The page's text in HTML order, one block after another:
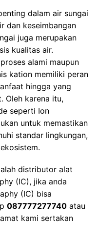
dalam air sungai
dan keseimbangan
juga merupakan
kualitas air.
alami maupun
kation memiliki peran
hingga yang
Oleh karena itu,
seperti Ion
untuk memastikan
standar lingkungan,
distributor alat
(IC), jika anda
(IC) bisa
087777277740 atau
kami sertakan